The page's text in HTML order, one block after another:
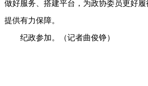
做好服务、搭建平台，为政协委员更好履
提供有力保障。
纪政参加。（记者曲俊铮）